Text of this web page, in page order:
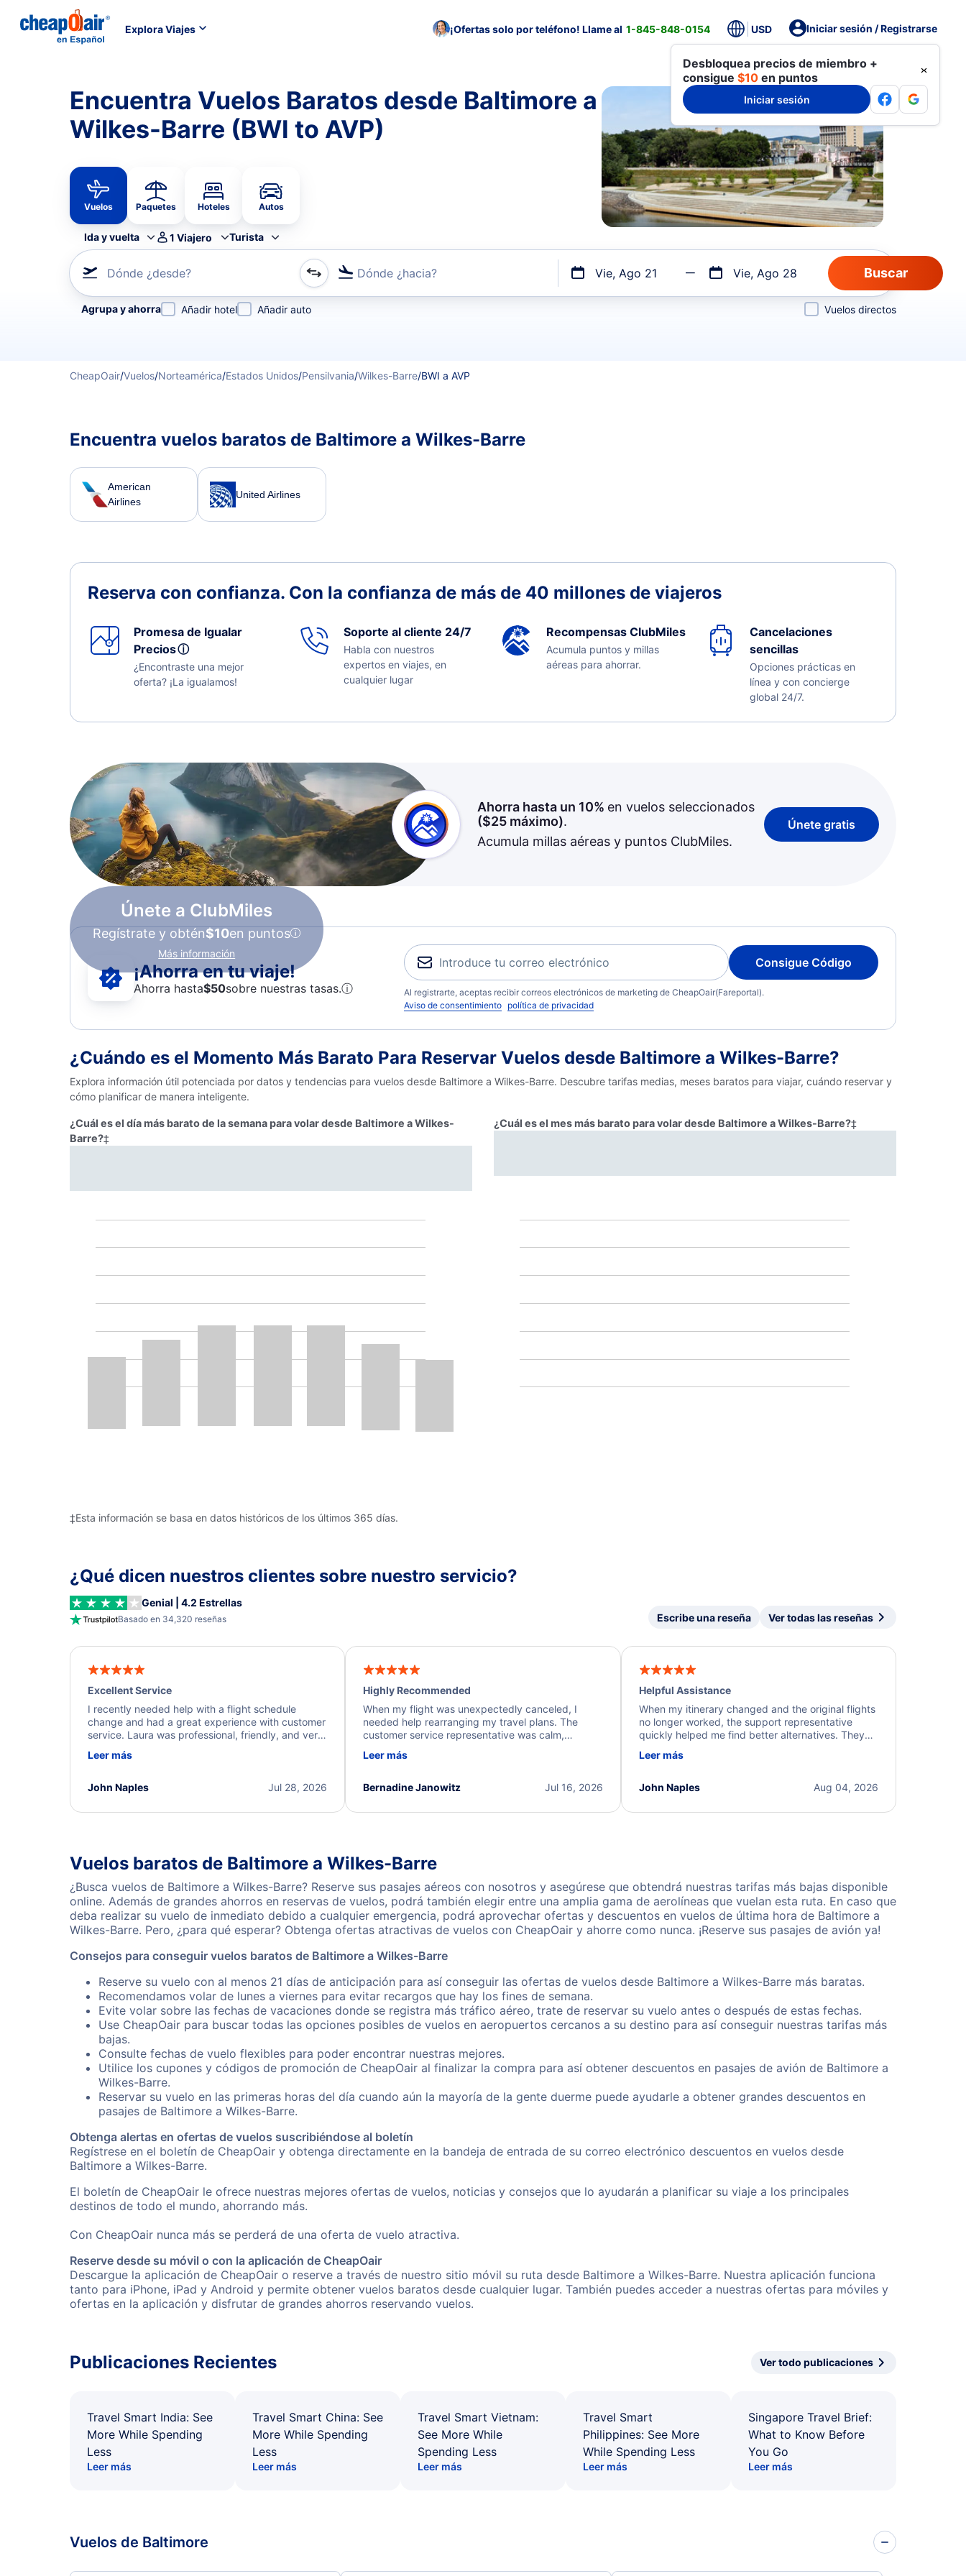
Explora Viajes ¡Ofertas solo por teléfono! Llame al 1-845-848-0154 USD Iniciar sesión / Registrarse
Desbloquea precios de miembro +
consigue $10 en puntos
Iniciar sesión
Encuentra Vuelos Baratos desde Baltimore a
Wilkes-Barre (BWI to AVP)
Vuelos Paquetes Hoteles Autos
Ida y vuelta 1 Viajero Turista
Dónde ¿desde? Dónde ¿hacia? Vie, Ago 21 Vie, Ago 28
Refina tu búsqueda por aerolínea, por ciudad o aeropuerto o por vuelos directos
Agrupa y ahorra Añadir hotel Añadir auto Vuelos directos
CheapOair/Vuelos/Norteamérica/Estados Unidos/Pensilvania/Wilkes-Barre/BWI a AVP
Encuentra vuelos baratos de Baltimore a Wilkes-Barre
American
Airlines
United Airlines
Reserva con confianza. Con la confianza de más de 40 millones de viajeros
Promesa de Igualar
Preciosⓘ
¿Encontraste una mejor
oferta? ¡La igualamos!
Soporte al cliente 24/7
Habla con nuestros
expertos en viajes, en
cualquier lugar
Recompensas ClubMiles
Acumula puntos y millas
aéreas para ahorrar.
Cancelaciones
sencillas
Opciones prácticas en
línea y con concierge
global 24/7.
Únete a ClubMiles
Regístrate y obtén$10en puntos
Más información
Ahorra hasta un 10% en vuelos seleccionados
($25máximo).
Acumula millas aéreas y puntos ClubMiles.
Únete gratis
¡Ahorra en tu viaje!
Ahorra hasta$50sobre nuestras tasas.ⓘ
Consigue Código
Al registrarte, aceptas recibir correos electrónicos de marketing de CheapOair(Fareportal).
Aviso de consentimiento política de privacidad
¿Cuándo es el Momento Más Barato Para Reservar Vuelos desde Baltimore a Wilkes-Barre?
Explora información útil potenciada por datos y tendencias para vuelos desde Baltimore a Wilkes-Barre. Descubre tarifas medias, meses baratos para viajar, cuándo reservar y
cómo planificar de manera inteligente.
¿Cuál es el día más barato de la semana para volar desde Baltimore a Wilkes-
Barre?‡
¿Cuál es el mes más barato para volar desde Baltimore a Wilkes-Barre?‡
‡Esta información se basa en datos históricos de los últimos 365 días.
¿Qué dicen nuestros clientes sobre nuestro servicio?
Genial | 4.2 Estrellas
Basado en 34,320 reseñas Escribe una reseña Ver todas las reseñas
Excellent Service
I recently needed help with a flight schedule
change and had a great experience with customer
service. Laura was professional, friendly, and very
a solution and kept me informed of the next steps.
Leer más
Jul 28, 2026
John Naples
Highly Recommended
When my flight was unexpectedly canceled, I
needed help rearranging my travel plans. The
customer service representative was calm,
process. They quickly found alternative flight
I truly appreciate the excellent support and
Leer más
Jul 16, 2026
Bernadine Janowitz
Helpful Assistance
When my itinerary changed and the original flights
no longer worked, the support representative
quickly helped me find better alternatives. They
beyond to resolve the issue. I'm grateful for the
Leer más
Aug 04, 2026
John Naples
Vuelos baratos de Baltimore a Wilkes-Barre
¿Busca vuelos de Baltimore a Wilkes-Barre? Reserve sus pasajes aéreos con nosotros y asegúrese que obtendrá nuestras tarifas más bajas disponible
online. Además de grandes ahorros en reservas de vuelos, podrá también elegir entre una amplia gama de aerolíneas que vuelan esta ruta. En caso que
deba realizar su vuelo de inmediato debido a cualquier emergencia, podrá aprovechar ofertas y descuentos en vuelos de última hora de Baltimore a
Wilkes-Barre. Pero, ¿para qué esperar? Obtenga ofertas atractivas de vuelos con CheapOair y ahorre como nunca. ¡Reserve sus pasajes de avión ya!
Consejos para conseguir vuelos baratos de Baltimore a Wilkes-Barre
Reserve su vuelo con al menos 21 días de anticipación para así conseguir las ofertas de vuelos desde Baltimore a Wilkes-Barre más baratas.
Recomendamos volar de lunes a viernes para evitar recargos que hay los fines de semana.
Evite volar sobre las fechas de vacaciones donde se registra más tráfico aéreo, trate de reservar su vuelo antes o después de estas fechas.
Use CheapOair para buscar todas las opciones posibles de vuelos en aeropuertos cercanos a su destino para así conseguir nuestras tarifas más
bajas.
Consulte fechas de vuelo flexibles para poder encontrar nuestras mejores.
Utilice los cupones y códigos de promoción de CheapOair al finalizar la compra para así obtener descuentos en pasajes de avión de Baltimore a
Wilkes-Barre.
Reservar su vuelo en las primeras horas del día cuando aún la mayoría de la gente duerme puede ayudarle a obtener grandes descuentos en
pasajes de Baltimore a Wilkes-Barre.
Obtenga alertas en ofertas de vuelos suscribiéndose al boletín
Regístrese en el boletín de CheapOair y obtenga directamente en la bandeja de entrada de su correo electrónico descuentos en vuelos desde
Baltimore a Wilkes-Barre.
El boletín de CheapOair le ofrece nuestras mejores ofertas de vuelos, noticias y consejos que lo ayudarán a planificar su viaje a los principales
destinos de todo el mundo, ahorrando más.
Con CheapOair nunca más se perderá de una oferta de vuelo atractiva.
Reserve desde su móvil o con la aplicación de CheapOair
Descargue la aplicación de CheapOair o reserve a través de nuestro sitio móvil su ruta desde Baltimore a Wilkes-Barre. Nuestra aplicación funciona
tanto para iPhone, iPad y Android y permite obtener vuelos baratos desde cualquier lugar. También puedes acceder a nuestras ofertas para móviles y
ofertas en la aplicación y disfrutar de grandes ahorros reservando vuelos.
Publicaciones Recientes Ver todo publicaciones
Travel Smart India: See
More While Spending
Less
Leer más
Travel Smart China: See
More While Spending
Less
Leer más
Travel Smart Vietnam:
See More While
Spending Less
Leer más
Travel Smart
Philippines: See More
While Spending Less
Leer más
Singapore Travel Brief:
What to Know Before
You Go
Leer más
Vuelos de Baltimore